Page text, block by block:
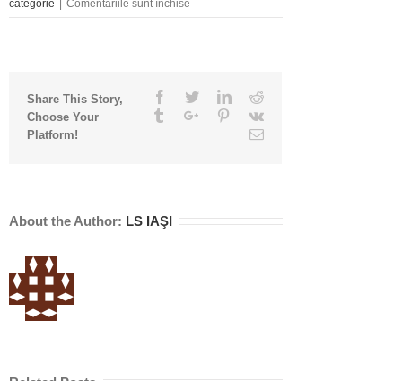
categorie
Comentariile sunt închise
Liga
servilă
a
și
Share This Story,
Choose Your
Platform!
Facebook
TwitterLinkedinReddit
TumblrGoogle+Pinterest
Vk
Email
About the Author: LS IAŞI